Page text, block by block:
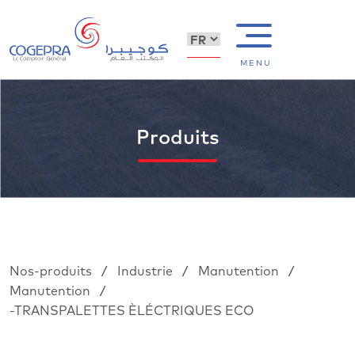
MENU
Produits
Nos-produits / Industrie / Manutention /
Manutention /
-TRANSPALETTES ÈLÉCTRIQUES ECO